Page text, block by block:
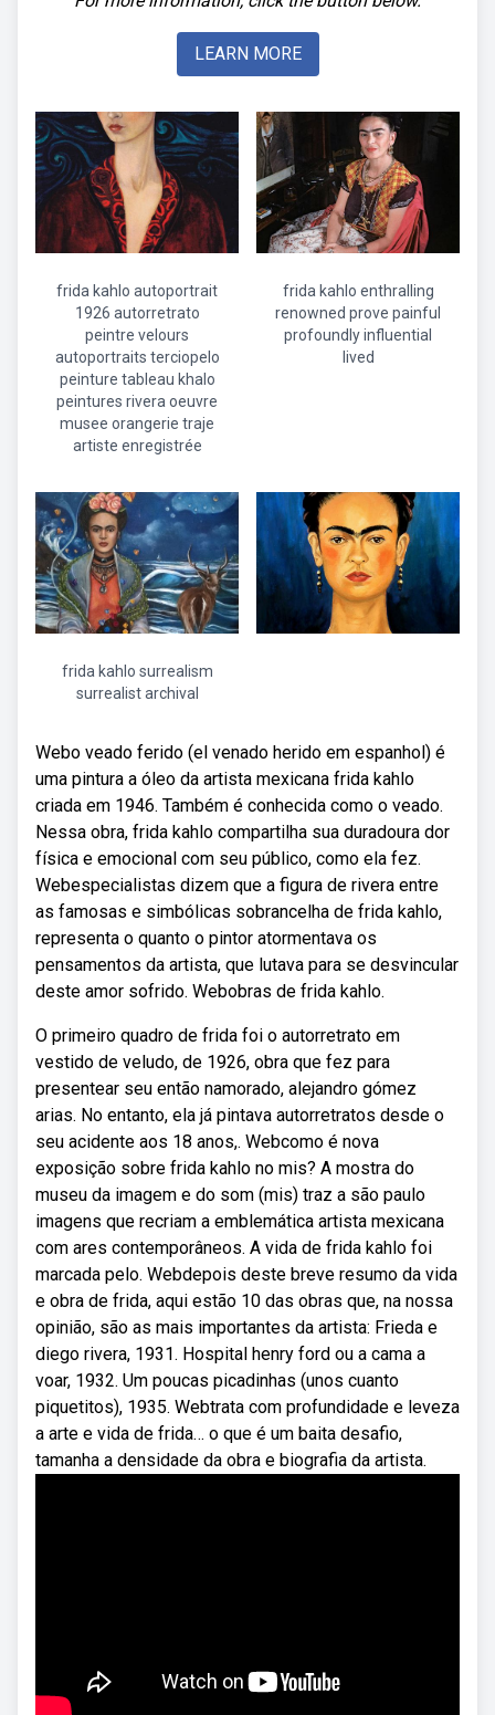
LEARN MORE
frida kahlo autoportrait
1926 autorretrato
peintre velours
autoportraits terciopelo
peinture tableau khalo
peintures rivera oeuvre
musee orangerie traje
artiste enregistrée
frida kahlo enthralling
renowned prove painful
profoundly influential
lived
frida kahlo surrealism
surrealist archival
Webo veado ferido (el venado herido em espanhol) é
uma pintura a óleo da artista mexicana frida kahlo
criada em 1946. Também é conhecida como o veado.
Nessa obra, frida kahlo compartilha sua duradoura dor
física e emocional com seu público, como ela fez.
Webespecialistas dizem que a figura de rivera entre
as famosas e simbólicas sobrancelha de frida kahlo,
representa o quanto o pintor atormentava os
pensamentos da artista, que lutava para se desvincular
deste amor sofrido. Webobras de frida kahlo.
O primeiro quadro de frida foi o autorretrato em
vestido de veludo, de 1926, obra que fez para
presentear seu então namorado, alejandro gómez
arias. No entanto, ela já pintava autorretratos desde o
seu acidente aos 18 anos,. Webcomo é nova
exposição sobre frida kahlo no mis? A mostra do
museu da imagem e do som (mis) traz a são paulo
imagens que recriam a emblemática artista mexicana
com ares contemporâneos. A vida de frida kahlo foi
marcada pelo. Webdepois deste breve resumo da vida
e obra de frida, aqui estão 10 das obras que, na nossa
opinião, são as mais importantes da artista: Frieda e
diego rivera, 1931. Hospital henry ford ou a cama a
voar, 1932. Um poucas picadinhas (unos cuanto
piquetitos), 1935. Webtrata com profundidade e leveza
a arte e vida de frida… o que é um baita desafio,
tamanha a densidade da obra e biografia da artista.